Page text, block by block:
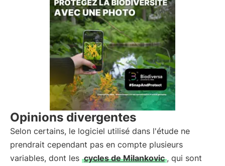
Opinions divergentes
Selon certains, le logiciel utilisé dans l'étude ne
prendrait cependant pas en compte plusieurs
variables, dont les cycles de Milankovic , qui sont